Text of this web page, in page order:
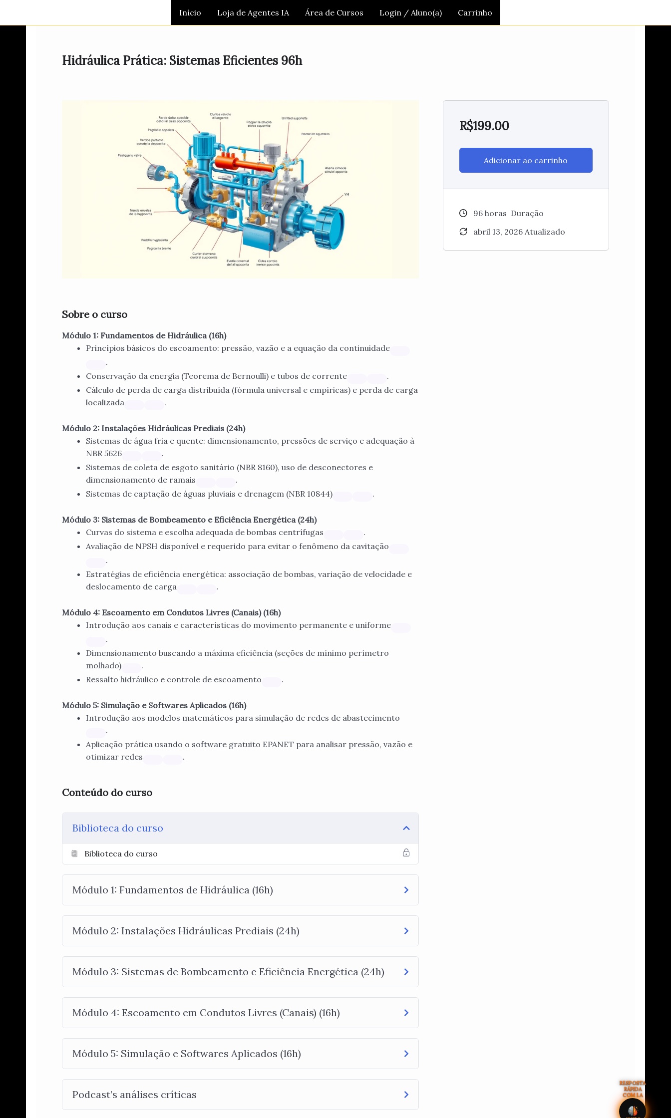
RESPOSTA
RÁPIDA
COM I.A
Início Loja de Agentes IA Área de Cursos Login / Aluno(a) Carrinho
Hidráulica Prática: Sistemas Eficientes 96h
Sobre o curso
Módulo 1: Fundamentos de Hidráulica (16h)
Princípios básicos do escoamento: pressão, vazão e a equação da continuidade
.
Conservação da energia (Teorema de Bernoulli) e tubos de corrente
.
Cálculo de perda de carga distribuída (fórmula universal e empíricas) e perda de carga
localizada
.
Módulo 2: Instalações Hidráulicas Prediais (24h)
Sistemas de água fria e quente: dimensionamento, pressões de serviço e adequação à
NBR 5626
.
Sistemas de coleta de esgoto sanitário (NBR 8160), uso de desconectores e
dimensionamento de ramais
.
Sistemas de captação de águas pluviais e drenagem (NBR 10844)
.
Módulo 3: Sistemas de Bombeamento e Eficiência Energética (24h)
Curvas do sistema e escolha adequada de bombas centrífugas
.
Avaliação de NPSH disponível e requerido para evitar o fenômeno da cavitação
.
Estratégias de eficiência energética: associação de bombas, variação de velocidade e
deslocamento de carga
.
Módulo 4: Escoamento em Condutos Livres (Canais) (16h)
Introdução aos canais e características do movimento permanente e uniforme
.
Dimensionamento buscando a máxima eficiência (seções de mínimo perímetro
molhado)
.
Ressalto hidráulico e controle de escoamento
.
Módulo 5: Simulação e Softwares Aplicados (16h)
Introdução aos modelos matemáticos para simulação de redes de abastecimento
.
Aplicação prática usando o software gratuito EPANET para analisar pressão, vazão e
otimizar redes
.
Conteúdo do curso
Biblioteca do curso
Biblioteca do curso
Módulo 1: Fundamentos de Hidráulica (16h)
Módulo 2: Instalações Hidráulicas Prediais (24h)
Módulo 3: Sistemas de Bombeamento e Eficiência Energética (24h)
Módulo 4: Escoamento em Condutos Livres (Canais) (16h)
Módulo 5: Simulação e Softwares Aplicados (16h)
Podcast’s análises críticas
R$199.00
Adicionar ao carrinho
96horas Duração
abril 13, 2026 Atualizado